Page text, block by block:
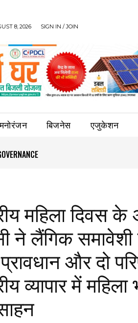
8, 2026 SIGN IN / JOIN
मनोरंजन बिजनेस एजुकेशन
महिला दिवस
ने लैंगिक
और दो
व्यापार में महिला